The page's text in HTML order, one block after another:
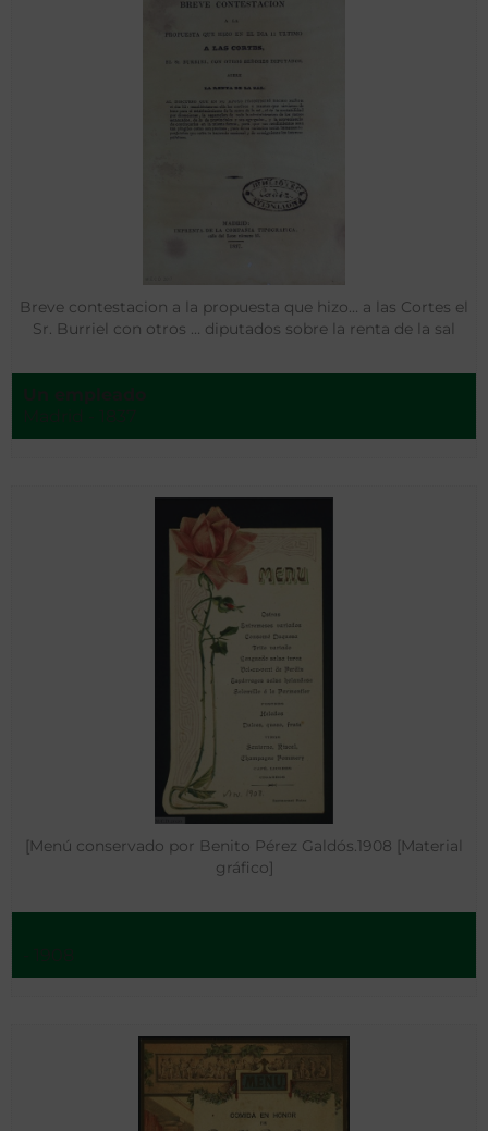
Breve contestacion a la propuesta que hizo… a las Cortes el
Sr. Burriel con otros … diputados sobre la renta de la sal
[Menú conservado por Benito Pérez Galdós.1908 [Material
gráfico]